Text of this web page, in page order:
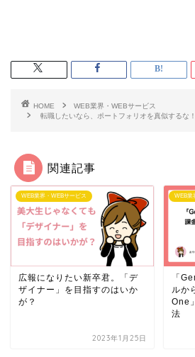
HOME
WEB業界・WEBサービス
転職したいなら、ポートフォリオを真似するな！
関連記事
WEB業界・WEBサービス
広報になりたい新卒君。「デ
ザイナー」を目指すのはいか
が？
2023年1月25日
WEB業
「
ルか
One
法